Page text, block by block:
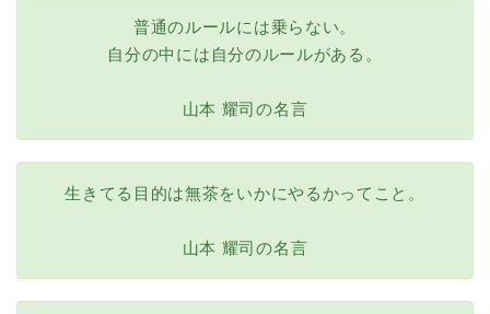
普通のルールには乗らない。
自分の中には自分のルールがある。
山本 耀司の名言
生きてる目的は無茶をいかにやるかってこと。
山本 耀司の名言